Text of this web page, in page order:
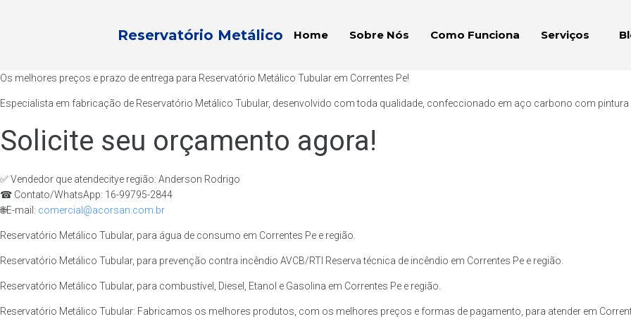
Reservatório Metálico Home Sobre Nós Como Funciona Serviços
Os melhores preços e prazo de entrega para Reservatório Metálico Tubular em Correntes Pe!
Especialista em fabricação de Reservatório Metálico Tubular, desenvolvido com toda qualidade, confeccionado em aço carbono com pintura
Solicite seu orçamento agora!
✅ Vendedor que atendecitye região: Anderson Rodrigo
☎ Contato/WhatsApp: 16-99795-2844
🌐E-mail: comercial@acorsan.com.br
Reservatório Metálico Tubular, para água de consumo em Correntes Pe e região.
Reservatório Metálico Tubular, para prevenção contra incêndio AVCB/RTI Reserva técnica de incêndio em Correntes Pe e região.
Reservatório Metálico Tubular, para combustível, Diesel, Etanol e Gasolina em Correntes Pe e região.
Reservatório Metálico Tubular: Fabricamos os melhores produtos, com os melhores preços e formas de pagamento, para atender em